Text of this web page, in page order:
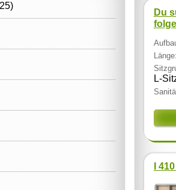
Du
Länge:
I